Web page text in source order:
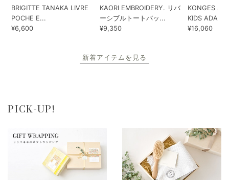
BRIGITTE TANAKA LIVRE
POCHE E...
¥6,600
KAORI EMBROIDERY. リバ
ーシブルトートバッ...
¥9,350
KONGES
KIDS ADA...
¥16,060
新着アイテムを見る
PICK-UP!